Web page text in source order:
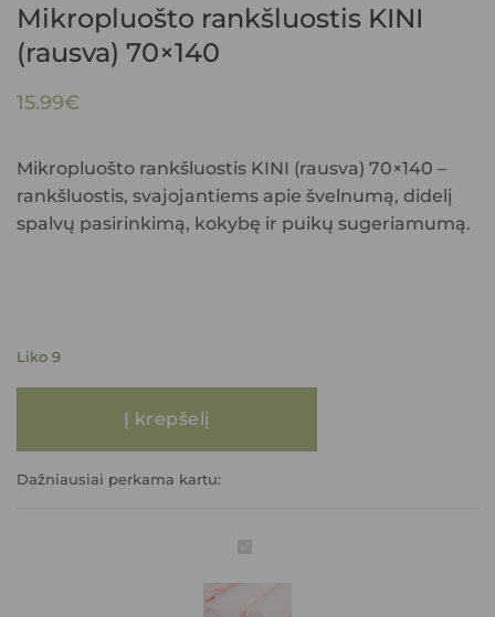
Mikropluošto rankšluostis KINI
(rausva) 70×140
15.99€
Mikropluošto rankšluostis KINI (rausva) 70×140 –
rankšluostis, svajojantiems apie švelnumą, didelį
spalvų pasirinkimą, kokybę ir puikų sugeriamumą.
Liko 9
Į krepšelį
Dažniausiai perkama kartu:
KINI